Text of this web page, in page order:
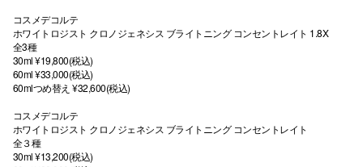
コスメデコルテ
ホワイトロジスト クロノジェネシス ブライトニング コンセントレイト 1.8X
全3種
30ml ¥19,800(税込)
60ml ¥33,000(税込)
60mlつめ替え ¥32,600(税込)
コスメデコルテ
ホワイトロジスト クロノジェネシス ブライトニング コンセントレイト
全３種
30ml ¥13,200(税込)